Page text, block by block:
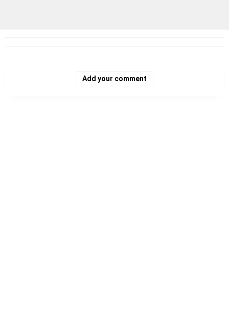
Add your comment